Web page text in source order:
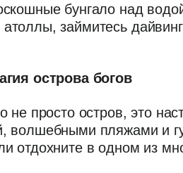
бунгало над
займитесь
острова богов
не просто остров, это
волшебными пляжами и
отдохните в одном из